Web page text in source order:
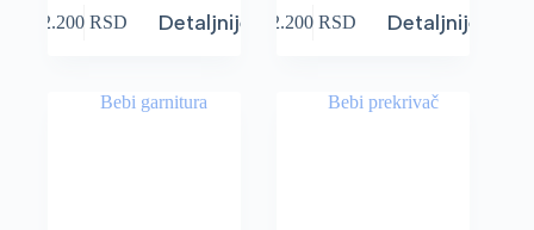
2.200 RSD Detaljnije 2.200 RSD Detaljnije